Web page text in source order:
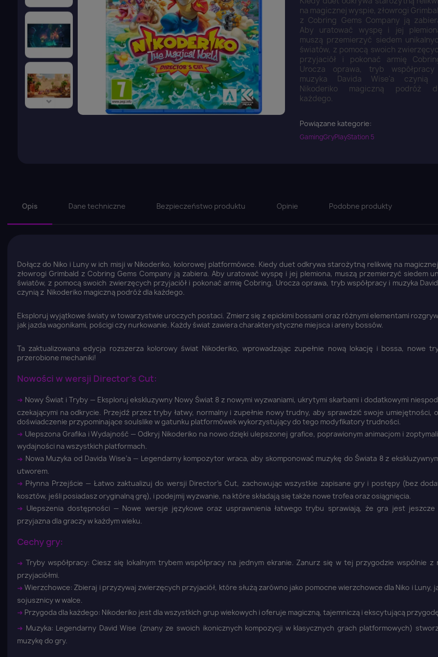
na magicznej wyspie, złowrogi
z Cobring Gems Company ją
Aby uratować wyspę i jej
muszą przemierzyć siedem
światów, z pomocą swoich
przyjaciół i pokonać armię
Urocza oprawa, tryb
muzyka Davida Wise'a czynią
Nikoderiko magiczną podróż
każdego.
Powiązane kategorie:
GamingGryPlayStation 5
Opis Dane techniczne Bezpieczeństwo produktu Opinie Podobne produkty
Dołącz do Niko i Luny w ich misji w Nikoderiko, kolorowej platformówce. Kiedy duet odkrywa starożytną relikwię na
złowrogi Grimbald z Cobring Gems Company ją zabiera. Aby uratować wyspę i jej plemiona, muszą przemierzyć siedem
światów, z pomocą swoich zwierzęcych przyjaciół i pokonać armię Cobring. Urocza oprawa, tryb współpracy i muzyka
czynią z Nikoderiko magiczną podróż dla każdego.
Eksploruj wyjątkowe światy w towarzystwie uroczych postaci. Zmierz się z epickimi bossami oraz różnymi elementami
jak jazda wagonikami, pościgi czy nurkowanie. Każdy świat zawiera charakterystyczne miejsca i areny bossów.
Ta zaktualizowana edycja rozszerza kolorowy świat Nikoderiko, wprowadzając zupełnie nową lokację i bossa, nowe
przerobione mechaniki!
Nowości w wersji Director’s Cut:
➜ Nowy Świat i Tryby — Eksploruj ekskluzywny Nowy Świat 8 z nowymi wyzwaniami, ukrytymi skarbami i dodatkowymi
czekającymi na odkrycie. Przejdź przez tryby łatwy, normalny i zupełnie nowy trudny, aby sprawdzić swoje umiejętności,
doświadczenie przypominające soulslike w gatunku platformówek wykorzystujący do tego modyfikatory trudności.
➜ Ulepszona Grafika i Wydajność — Odkryj Nikoderiko na nowo dzięki ulepszonej grafice, poprawionym animacjom i
wydajności na wszystkich platformach.
➜ Nowa Muzyka od Davida Wise’a — Legendarny kompozytor wraca, aby skomponować muzykę do Świata 8 z
utworem.
➜ Płynna Przejście — Łatwo zaktualizuj do wersji Director’s Cut, zachowując wszystkie zapisane gry i postępy (bez
kosztów, jeśli posiadasz oryginalną grę), i podejmij wyzwanie, na które składają się także nowe trofea oraz osiągnięcia.
➜ Ulepszenia dostępności — Nowe wersje językowe oraz usprawnienia łatwego trybu sprawiają, że gra jest jeszcze
przyjazna dla graczy w każdym wieku.
Cechy gry:
➜ Tryby współpracy: Ciesz się lokalnym trybem współpracy na jednym ekranie. Zanurz się w tej przygodzie wspólnie z
przyjaciółmi.
➜ Wierzchowce: Zbieraj i przyzywaj zwierzęcych przyjaciół, które służą zarówno jako pomocne wierzchowce dla Niko i Luny,
sojusznicy w walce.
➜ Przygoda dla każdego: Nikoderiko jest dla wszystkich grup wiekowych i oferuje magiczną, tajemniczą i ekscytującą
➜ Muzyka: Legendarny David Wise (znany ze swoich ikonicznych kompozycji w klasycznych grach platformowych)
muzykę do gry.